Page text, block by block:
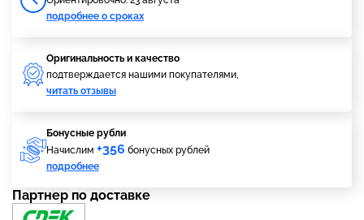
подробнее о сроках
Оригинальность и качество
подтверждается нашими покупателями,
читать отзывы
Бонусные рубли
Начислим +356 бонусных рублей
подробнее
Партнер по доставке